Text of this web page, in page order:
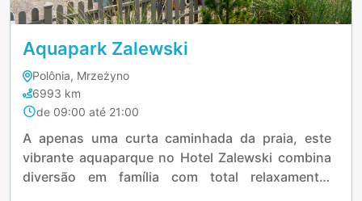
Aquapark Zalewski
Polônia, Mrzeżyno
6993 km
de 09:00 até 21:00
A apenas uma curta caminhada da praia, este
vibrante aquaparque no Hotel Zalewski combina
diversão em família com total relaxamento.